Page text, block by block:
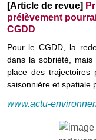
[Article de revue]
prélèvement
CGDD
Pour le CGDD, la
dans la sobriété,
place des trajectoires
saisonnière et spatiale
www.actu-